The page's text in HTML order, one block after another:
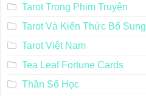
Tarot Trong Phim Truyện
Tarot Và Kiến Thức Bổ Sung
Tarot Việt Nam
Tea Leaf Fortune Cards
Thần Số Học